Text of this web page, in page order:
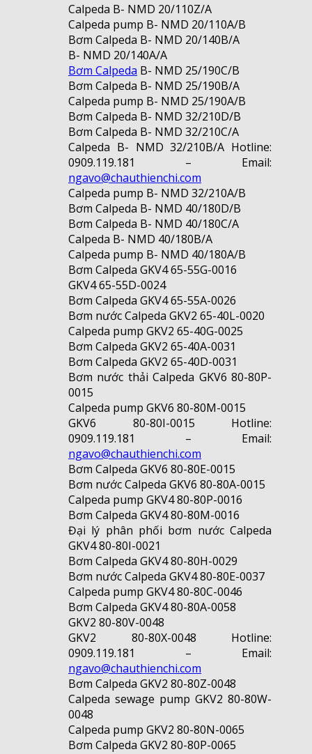
Calpeda B- NMD 20/110Z/A
Calpeda pump B- NMD 20/110A/B
Bơm Calpeda B- NMD 20/140B/A
B- NMD 20/140A/A
Bơm Calpeda B- NMD 25/190C/B
Bơm Calpeda B- NMD 25/190B/A
Calpeda pump B- NMD 25/190A/B
Bơm Calpeda B- NMD 32/210D/B
Bơm Calpeda B- NMD 32/210C/A
Calpeda B- NMD 32/210B/A Hotline:
0909.119.181 – Email:
ngavo@chauthienchi.com
Calpeda pump B- NMD 32/210A/B
Bơm Calpeda B- NMD 40/180D/B
Bơm Calpeda B- NMD 40/180C/A
Calpeda B- NMD 40/180B/A
Calpeda pump B- NMD 40/180A/B
Bơm Calpeda GKV4 65-55G-0016
GKV4 65-55D-0024
Bơm Calpeda GKV4 65-55A-0026
Bơm nước Calpeda GKV2 65-40L-0020
Calpeda pump GKV2 65-40G-0025
Bơm Calpeda GKV2 65-40A-0031
Bơm Calpeda GKV2 65-40D-0031
Bơm nước thải Calpeda GKV6 80-80P-
0015
Calpeda pump GKV6 80-80M-0015
GKV6 80-80I-0015 Hotline:
0909.119.181 – Email:
ngavo@chauthienchi.com
Bơm Calpeda GKV6 80-80E-0015
Bơm nước Calpeda GKV6 80-80A-0015
Calpeda pump GKV4 80-80P-0016
Bơm Calpeda GKV4 80-80M-0016
Đại lý phân phối bơm nước Calpeda
GKV4 80-80I-0021
Bơm Calpeda GKV4 80-80H-0029
Bơm nước Calpeda GKV4 80-80E-0037
Calpeda pump GKV4 80-80C-0046
Bơm Calpeda GKV4 80-80A-0058
GKV2 80-80V-0048
GKV2 80-80X-0048 Hotline:
0909.119.181 – Email:
ngavo@chauthienchi.com
Bơm Calpeda GKV2 80-80Z-0048
Calpeda sewage pump GKV2 80-80W-
0048
Calpeda pump GKV2 80-80N-0065
Bơm Calpeda GKV2 80-80P-0065